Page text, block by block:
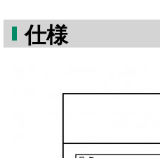
仕様